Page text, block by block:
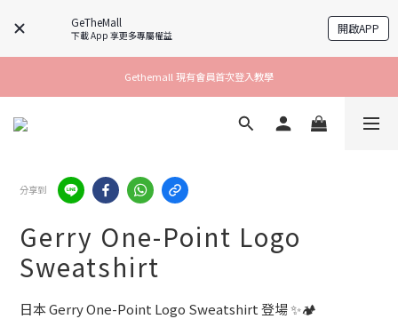
GeTheMall
下載 App 享更多專屬權益 開啟APP
Gethemall 現有會員首次登入教學
分享到
Gerry One-Point Logo
Sweatshirt
日本 Gerry One-Point Logo Sweatshirt 登場 ✨🏕️